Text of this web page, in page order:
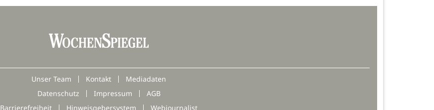
Unser Team Kontakt
Mediadaten
Datenschutz
Impressum
AGB
Barrierefreiheit
Hinweisgebersystem Webjournalist